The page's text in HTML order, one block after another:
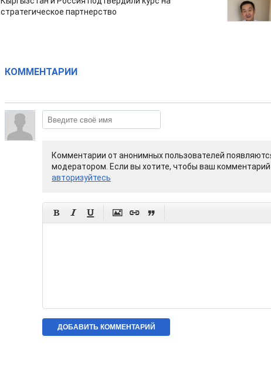
стратегическое партнерство
КОММЕНТАРИИ
Комментарии от анонимных пользователей
модератором. Если вы хотите, чтобы ваш комментарий
авторизуйтесь
     